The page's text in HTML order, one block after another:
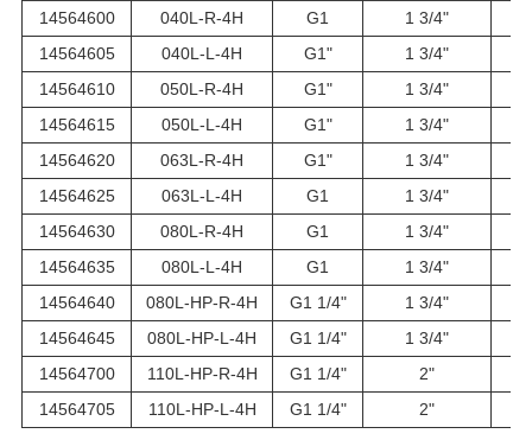
14564600 040L-R-4H G1 1 3/4"
14564605
040L-L-4H G1" 1 3/4"
14564610
050L-R-4H G1" 1 3/4"
14564615
050L-L-4H G1" 1 3/4"
14564620
063L-R-4H G1" 1 3/4"
14564625
063L-L-4H G1 1 3/4"
14564630
080L-R-4H G1 1 3/4"
14564635
080L-L-4H G1 1 3/4"
14564640
080L-HP-R-4H G1 1/4" 1 3/4"
14564645
080L-HP-L-4H G1 1/4" 1 3/4"
14564700
110L-HP-R-4H G1 1/4" 2"
14564705
110L-HP-L-4H G1 1/4" 2"